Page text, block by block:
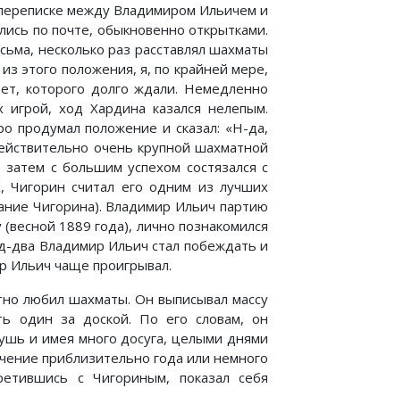
между Владимиром Ильичем и
по почте, обыкновенно открытками.
несколько раз расставлял шахматы
этого положения, я, по крайней мере,
которого долго ждали. Немедленно
ход Хардина казался нелепым.
продумал положение и сказал: «Н-да,
очень крупной шахматной
с большим успехом состязался с
считал его одним из лучших
Чигорина). Владимир Ильич партию
1889 года), лично познакомился
два Владимир Ильич стал побеждать и
Ильич чаще проигрывал.
любил шахматы. Он выписывал массу
один за доской. По его словам, он
и имея много досуга, целыми днями
приблизительно года или немного
с Чигориным, показал себя